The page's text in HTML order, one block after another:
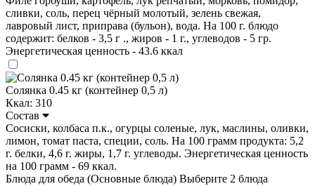
сливки, соль, перец чёрный молотый, зелень свежая,
лавровый лист, приправа (бульон), вода. На 100 г. блюдо
содержит: белков - 3,5 г ., жиров - 1 г., углеводов - 5 гр.
Энергетическая ценность - 43.6 ккал
Солянка 0.45 кг (контейнер 0,5 л)
Ккал: 310
Состав
Сосиски, колбаса п.к., огурцы соленые, лук, маслины, оливки,
лимон, томат паста, специи, соль. На 100 грамм продукта: 5,2
г. белки, 4,6 г. жиры, 1,7 г. углеводы. Энергетическая ценность
на 100 грамм - 69 ккал.
Блюда для обеда (Основные блюда) Выберите 2 блюда